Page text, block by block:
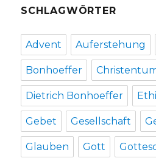
SCHLAGWÖRTER
Advent Auferstehung
Bonhoeffer
Dietrich Bonhoeffer
Gebet Gesellschaft
Glauben Gott